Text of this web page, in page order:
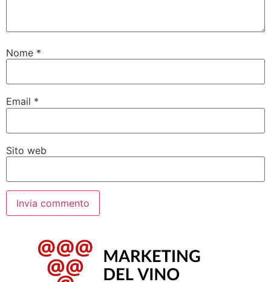
Nome *
Email *
Sito web